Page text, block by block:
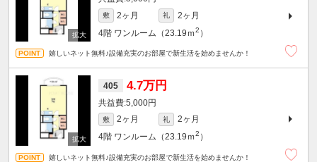
敷 2ヶ月 礼
2ヶ月
4階 ワンルーム（23.19ｍ2 ）
嬉しいネット無料♪設備充実のお部屋で新生活を始めませんか！
405 4.7万円
5,000円
敷 2ヶ月 礼
2ヶ月
4階 ワンルーム（23.19ｍ2 ）
嬉しいネット無料♪設備充実のお部屋で新生活を始めませんか！